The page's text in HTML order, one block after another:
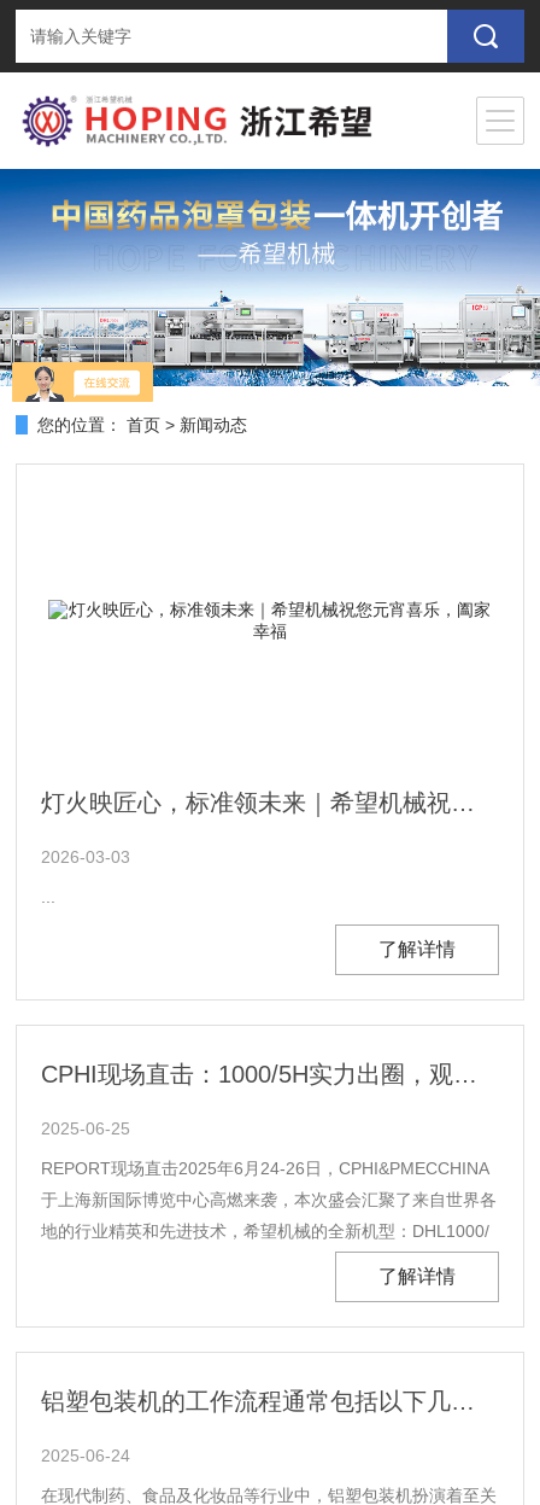
您的位置： 首页 > 新闻动态
灯火映匠心，标准领未来｜希望机械祝您元宵喜乐，阖家幸福
2026-03-03
了解详情
CPHI现场直击：1000/5H实力出圈，观众纷纷种草！
2025-06-25
REPORT现场直击2025年6月24-26日，CPHI&PMECCHINA
于上海新国际博览中心高燃来袭，本次盛会汇聚了来自世界各
地的行业精英和先进技术，希望机械的全新机型：DHL1000/
5H智能全伺服高速泡罩装盒一体机亮相。开展首日，展会现
计引得外国友人驻......
了解详情
铝塑包装机的工作流程通常包括以下几个步骤
2025-06-24
在现代制药、食品及化妆品等行业中，铝塑包装机扮演着至关